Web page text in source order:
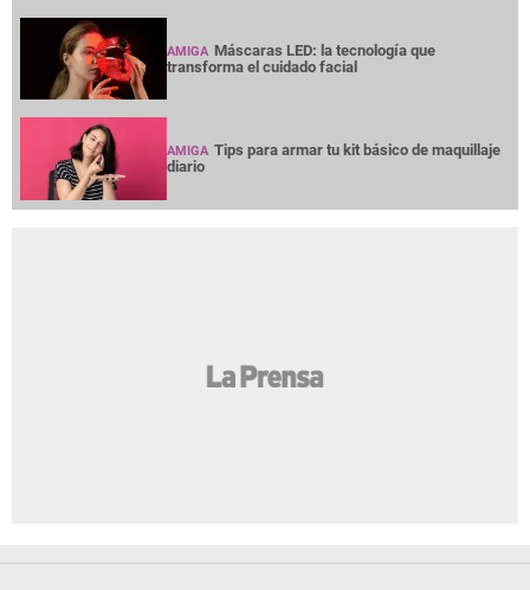
AMIGA Máscaras LED: la tecnología que
transforma el cuidado facial
AMIGA Tips para armar tu kit básico de maquillaje
diario